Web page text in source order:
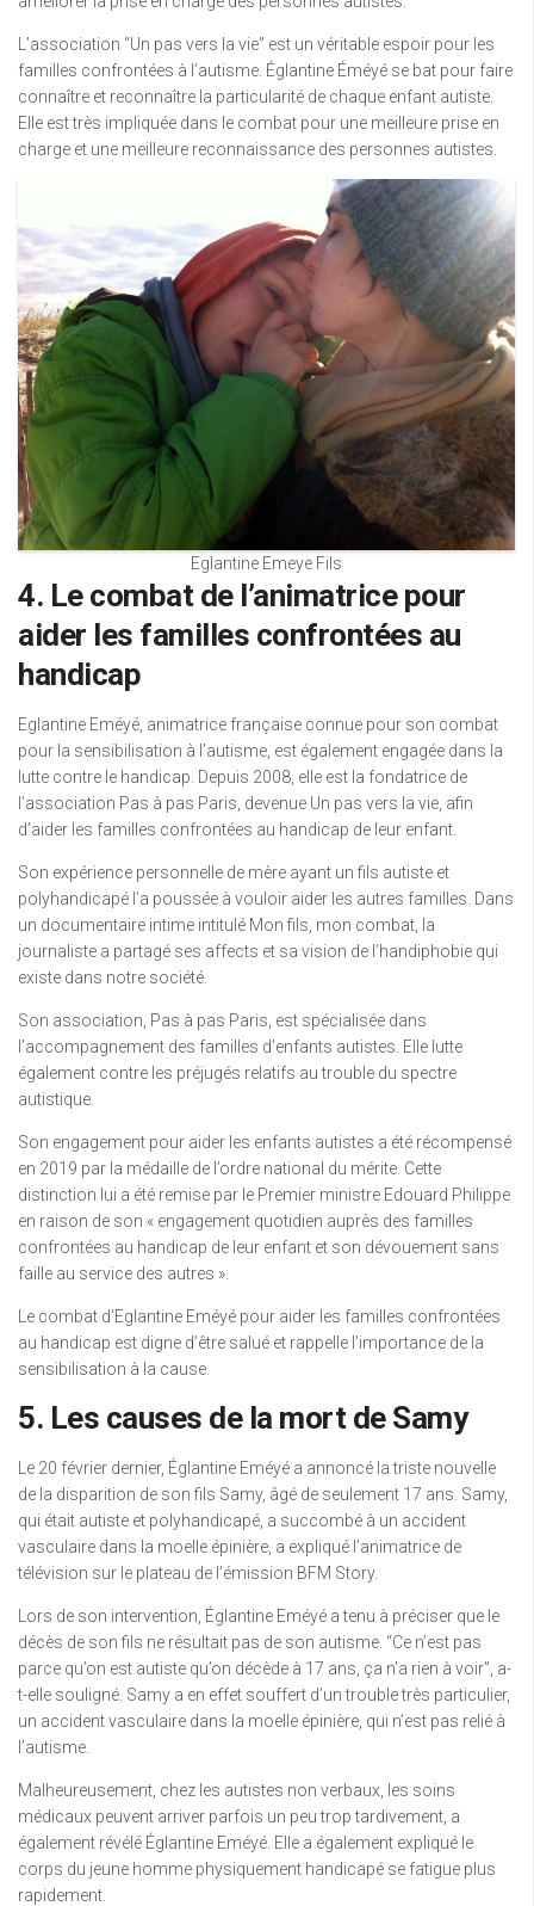
L’association “Un pas vers la vie” est un véritable espoir pour les
familles confrontées à l’autisme. Églantine Éméyé se bat pour faire
connaître et reconnaître la particularité de chaque enfant autiste.
Elle est très impliquée dans le combat pour une meilleure prise en
charge et une meilleure reconnaissance des personnes autistes.
Eglantine Emeye Fils
4. Le combat de l’animatrice pour
aider les familles confrontées au
handicap
Eglantine Eméyé, animatrice française connue pour son combat
pour la sensibilisation à l’autisme, est également engagée dans la
lutte contre le handicap. Depuis 2008, elle est la fondatrice de
l’association Pas à pas Paris, devenue Un pas vers la vie, afin
d’aider les familles confrontées au handicap de leur enfant.
Son expérience personnelle de mère ayant un fils autiste et
polyhandicapé l’a poussée à vouloir aider les autres familles. Dans
un documentaire intime intitulé Mon fils, mon combat, la
journaliste a partagé ses affects et sa vision de l’handiphobie qui
existe dans notre société.
Son association, Pas à pas Paris, est spécialisée dans
l’accompagnement des familles d’enfants autistes. Elle lutte
également contre les préjugés relatifs au trouble du spectre
autistique.
Son engagement pour aider les enfants autistes a été récompensé
en 2019 par la médaille de l’ordre national du mérite. Cette
distinction lui a été remise par le Premier ministre Edouard Philippe
en raison de son « engagement quotidien auprès des familles
confrontées au handicap de leur enfant et son dévouement sans
faille au service des autres ».
Le combat d’Eglantine Eméyé pour aider les familles confrontées
au handicap est digne d’être salué et rappelle l’importance de la
sensibilisation à la cause.
5. Les causes de la mort de Samy
Le 20 février dernier, Églantine Eméyé a annoncé la triste nouvelle
de la disparition de son fils Samy, âgé de seulement 17 ans. Samy,
qui était autiste et polyhandicapé, a succombé à un accident
vasculaire dans la moelle épinière, a expliqué l’animatrice de
télévision sur le plateau de l’émission BFM Story.
Lors de son intervention, Églantine Eméyé a tenu à préciser que le
décès de son fils ne résultait pas de son autisme. “Ce n’est pas
parce qu’on est autiste qu’on décède à 17 ans, ça n’a rien à voir”, a-
t-elle souligné. Samy a en effet souffert d’un trouble très particulier,
un accident vasculaire dans la moelle épinière, qui n’est pas relié à
l’autisme.
Malheureusement, chez les autistes non verbaux, les soins
médicaux peuvent arriver parfois un peu trop tardivement, a
également révélé Églantine Eméyé. Elle a également expliqué le
corps du jeune homme physiquement handicapé se fatigue plus
rapidement.